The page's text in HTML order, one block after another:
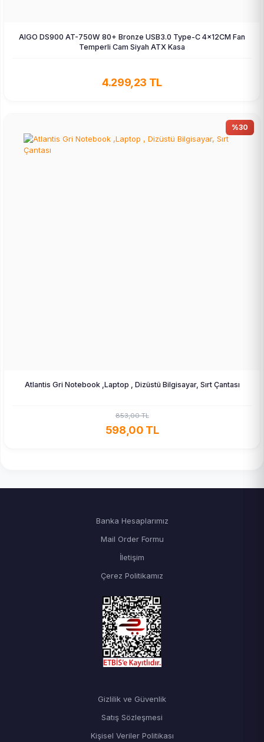
AIGO DS900 AT-750W 80+ Bronze USB3.0 Type-C 4×12CM Fan
Temperli Cam Siyah ATX Kasa
4.299,23 TL
%30
Atlantis Gri Notebook ,Laptop , Dizüstü Bilgisayar, Sırt Çantası
853,00 TL
598,00 TL
Banka Hesaplarımız
Mail Order Formu
İletişim
Çerez Politikamız
Gizlilik ve Güvenlik
Satış Sözleşmesi
Kişisel Veriler Politikası